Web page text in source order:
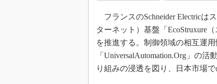
フランスのSchneider Electricは
ターネット）基盤「EcoStruxure
を推進する。制御領域の相互運
「UniversalAutomation.Org」の
り組みの浸透を図り、日本市場